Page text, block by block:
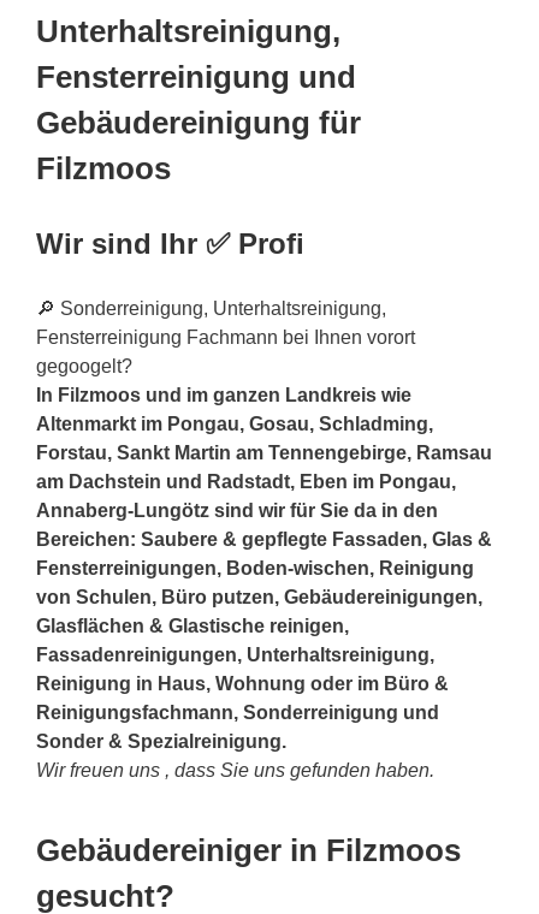
Unterhaltsreinigung,
Fensterreinigung und
Gebäudereinigung für
Filzmoos
Wir sind Ihr ✅ Profi
🔎 Sonderreinigung, Unterhaltsreinigung,
Fensterreinigung Fachmann bei Ihnen vorort
gegoogelt?
In Filzmoos und im ganzen Landkreis wie
Altenmarkt im Pongau, Gosau, Schladming,
Forstau, Sankt Martin am Tennengebirge, Ramsau
am Dachstein und Radstadt, Eben im Pongau,
Annaberg-Lungötz sind wir für Sie da in den
Bereichen: Saubere & gepflegte Fassaden, Glas &
Fensterreinigungen, Boden-wischen, Reinigung
von Schulen, Büro putzen, Gebäudereinigungen,
Glasflächen & Glastische reinigen,
Fassadenreinigungen, Unterhaltsreinigung,
Reinigung in Haus, Wohnung oder im Büro &
Reinigungsfachmann, Sonderreinigung und
Sonder & Spezialreinigung.
Wir freuen uns , dass Sie uns gefunden haben.
Gebäudereiniger in Filzmoos
gesucht?